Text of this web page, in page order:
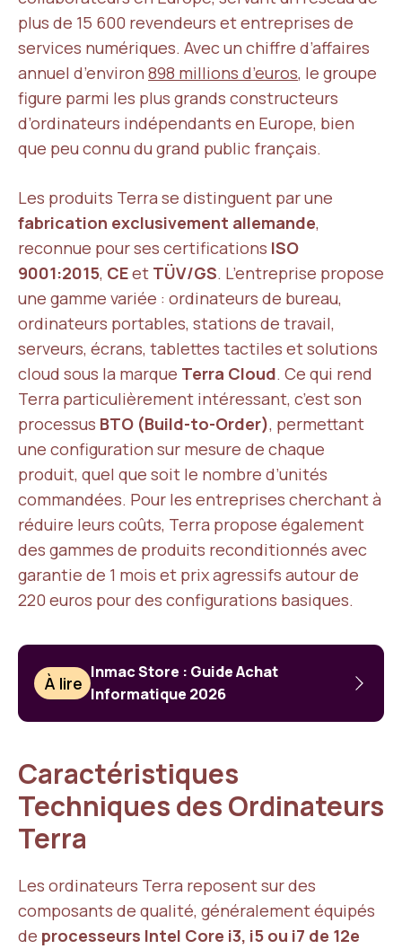
plus de 15 600 revendeurs et entreprises de
services numériques. Avec un chiffre d’affaires
annuel d’environ 898 millions d’euros, le groupe
figure parmi les plus grands constructeurs
d’ordinateurs indépendants en Europe, bien
que peu connu du grand public français.
Les produits Terra se distinguent par une
fabrication exclusivement allemande,
reconnue pour ses certifications ISO
9001:2015, CEet TÜV/GS. L’entreprise propose
une gamme variée : ordinateurs de bureau,
ordinateurs portables, stations de travail,
serveurs, écrans, tablettes tactiles et solutions
cloud sous la marque Terra Cloud. Ce qui rend
Terra particulièrement intéressant, c’est son
processus BTO (Build-to-Order), permettant
une configuration sur mesure de chaque
produit, quel que soit le nombre d’unités
commandées. Pour les entreprises cherchant à
réduire leurs coûts, Terra propose également
des gammes de produits reconditionnés avec
garantie de 1 mois et prix agressifs autour de
220 euros pour des configurations basiques.
À lire
Inmac Store : Guide Achat
Informatique 2026
Caractéristiques
Techniques des Ordinateurs
Terra
Les ordinateurs Terra reposent sur des
composants de qualité, généralement équipés
de processeurs Intel Core i3, i5 ou i7 de 12e